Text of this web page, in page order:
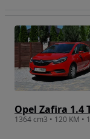
Opel Zafira 1.4